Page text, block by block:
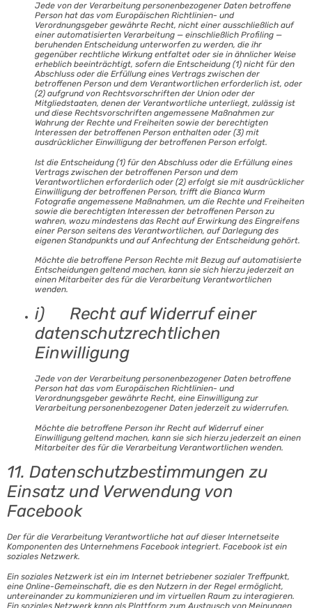
Jede von der Verarbeitung personenbezogener Daten betroffene
Person hat das vom Europäischen Richtlinien- und
Verordnungsgeber gewährte Recht, nicht einer ausschließlich auf
einer automatisierten Verarbeitung — einschließlich Profiling —
beruhenden Entscheidung unterworfen zu werden, die ihr
gegenüber rechtliche Wirkung entfaltet oder sie in ähnlicher Weise
erheblich beeinträchtigt, sofern die Entscheidung (1) nicht für den
Abschluss oder die Erfüllung eines Vertrags zwischen der
betroffenen Person und dem Verantwortlichen erforderlich ist, oder
(2) aufgrund von Rechtsvorschriften der Union oder der
Mitgliedstaaten, denen der Verantwortliche unterliegt, zulässig ist
und diese Rechtsvorschriften angemessene Maßnahmen zur
Wahrung der Rechte und Freiheiten sowie der berechtigten
Interessen der betroffenen Person enthalten oder (3) mit
ausdrücklicher Einwilligung der betroffenen Person erfolgt.
Ist die Entscheidung (1) für den Abschluss oder die Erfüllung eines
Vertrags zwischen der betroffenen Person und dem
Verantwortlichen erforderlich oder (2) erfolgt sie mit ausdrücklicher
Einwilligung der betroffenen Person, trifft die Bianca Wurm
Fotografie angemessene Maßnahmen, um die Rechte und Freiheiten
sowie die berechtigten Interessen der betroffenen Person zu
wahren, wozu mindestens das Recht auf Erwirkung des Eingreifens
einer Person seitens des Verantwortlichen, auf Darlegung des
eigenen Standpunkts und auf Anfechtung der Entscheidung gehört.
Möchte die betroffene Person Rechte mit Bezug auf automatisierte
Entscheidungen geltend machen, kann sie sich hierzu jederzeit an
einen Mitarbeiter des für die Verarbeitung Verantwortlichen
wenden.
i) Recht auf Widerruf einer
datenschutzrechtlichen
Einwilligung
Jede von der Verarbeitung personenbezogener Daten betroffene
Person hat das vom Europäischen Richtlinien- und
Verordnungsgeber gewährte Recht, eine Einwilligung zur
Verarbeitung personenbezogener Daten jederzeit zu widerrufen.
Möchte die betroffene Person ihr Recht auf Widerruf einer
Einwilligung geltend machen, kann sie sich hierzu jederzeit an einen
Mitarbeiter des für die Verarbeitung Verantwortlichen wenden.
11. Datenschutzbestimmungen zu
Einsatz und Verwendung von
Facebook
Der für die Verarbeitung Verantwortliche hat auf dieser Internetseite
Komponenten des Unternehmens Facebook integriert. Facebook ist ein
soziales Netzwerk.
Ein soziales Netzwerk ist ein im Internet betriebener sozialer Treffpunkt,
eine Online-Gemeinschaft, die es den Nutzern in der Regel ermöglicht,
untereinander zu kommunizieren und im virtuellen Raum zu interagieren.
Ein soziales Netzwerk kann als Plattform zum Austausch von Meinungen